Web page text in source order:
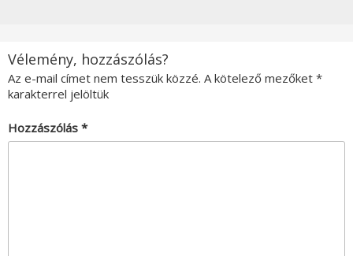
Vélemény, hozzászólás?
Az e-mail címet nem tesszük közzé. A kötelező mezőket *
karakterrel jelöltük
Hozzászólás *